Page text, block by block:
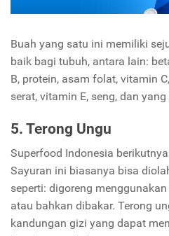
Buah yang satu ini memiliki
baik bagi tubuh, antara lain:
B, protein, asam folat, vitamin
serat, vitamin E, seng, dan
5. Terong Ungu
Superfood Indonesia
Sayuran ini biasanya bisa
seperti: digoreng
atau bahkan dibakar. Terong
kandungan gizi yang dapat